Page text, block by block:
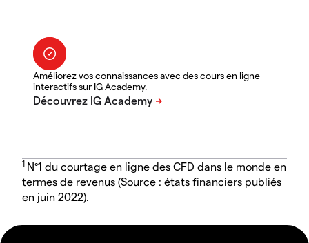
Améliorez vos connaissances avec des cours en ligne
interactifs sur IG Academy.
1 N°1 du courtage en ligne des CFD dans le monde en
termes de revenus (Source : états financiers publiés
en juin 2022).